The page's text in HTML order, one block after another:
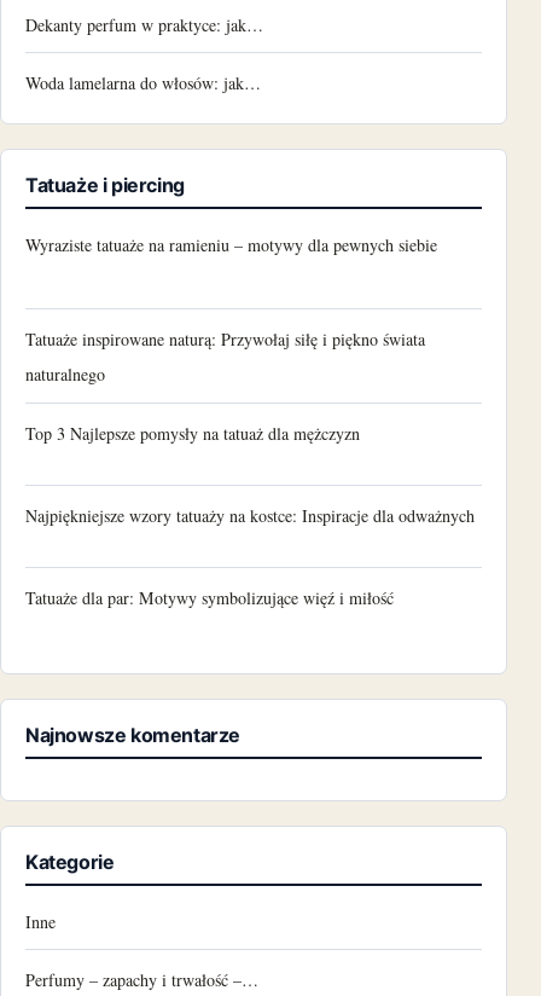
Dekanty perfum w praktyce: jak…
Woda lamelarna do włosów: jak…
Tatuaże i piercing
Wyraziste tatuaże na ramieniu – motywy dla pewnych siebie
Tatuaże inspirowane naturą: Przywołaj siłę i piękno świata
naturalnego
Top 3 Najlepsze pomysły na tatuaż dla mężczyzn
Najpiękniejsze wzory tatuaży na kostce: Inspiracje dla odważnych
Tatuaże dla par: Motywy symbolizujące więź i miłość
Najnowsze komentarze
Kategorie
Inne
Perfumy – zapachy i trwałość –…